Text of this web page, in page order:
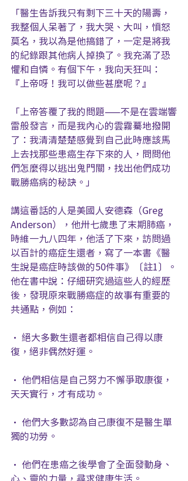
「醫生告訴我只有剩下三十天的陽壽，
我整個人呆著了，我大哭、大叫，憤怒
莫名，我以為是他搞錯了，一定是將我
的紀錄跟其他病人掉換了。我充滿了恐
懼和自憐。有個下午，我向天狂叫：
『上帝呀！我可以做些甚麼呢？』
「上帝答覆了我的問題——不是在雲端響
雷般發言，而是我內心的雲霧驀地撥開
了：我清清楚楚感覺到自己此時應該馬
上去找那些患癌生存下來的人，問問他
們怎麼得以逃出鬼門關，找出他們成功
戰勝癌病的秘訣。」
講這番話的人是美國人安德森（Greg
Anderson），他卅七歲患了末期肺癌，
時維一九八四年，他活了下來，訪問過
以百計的癌症生還者，寫了一本書《醫
生說是癌症時該做的50件事》〔註1〕。
他在書中說：仔細研究過這些人的經歷
後，發現原來戰勝癌症的故事有重要的
共通點，例如：
• 絕大多數生還者都相信自己得以康
復，絕非偶然好運。
• 他們相信是自己努力不懈爭取康復，
天天實行，才有成功。
• 他們大多數認為自己康復不是醫生單
獨的功勞。
• 他們在患癌之後學會了全面發動身、
心、靈的力量，尋求健康生活。